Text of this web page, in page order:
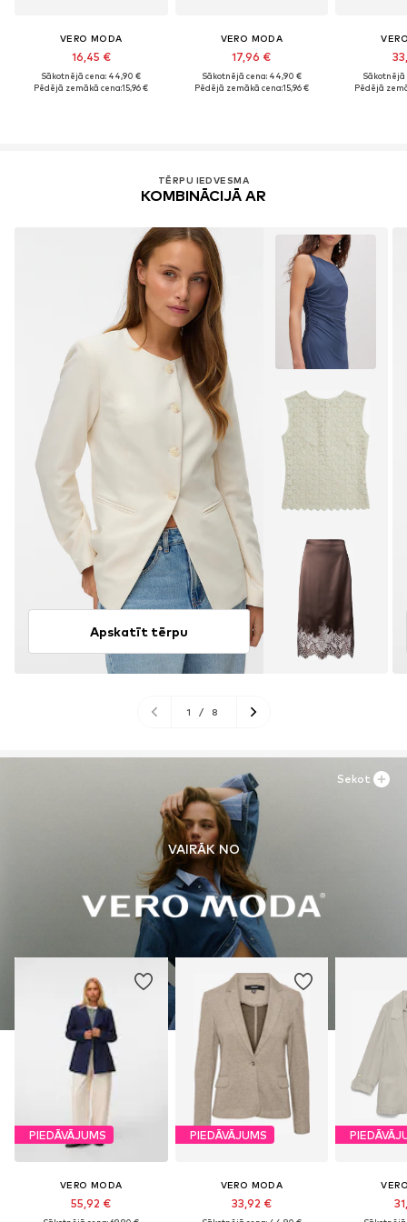
VERO MODA
16,45 €
Sākotnējā cena: 44,90 €
Pēdējā zemākā cena:15,96 €
VERO MODA
17,96 €
Sākotnējā cena: 44,90 €
Pēdējā zemākā cena:15,96 €
Sākotnējā
Pēdējā
TĒRPU IEDVESMA
KOMBINĀCIJĀ AR
Apskatīt tērpu
1 / 8
VAIRĀK NO
PIEDĀVĀJUMS
VERO MODA
55,92 €
PIEDĀVĀJUMS
VERO MODA
33,92 €
Sekot